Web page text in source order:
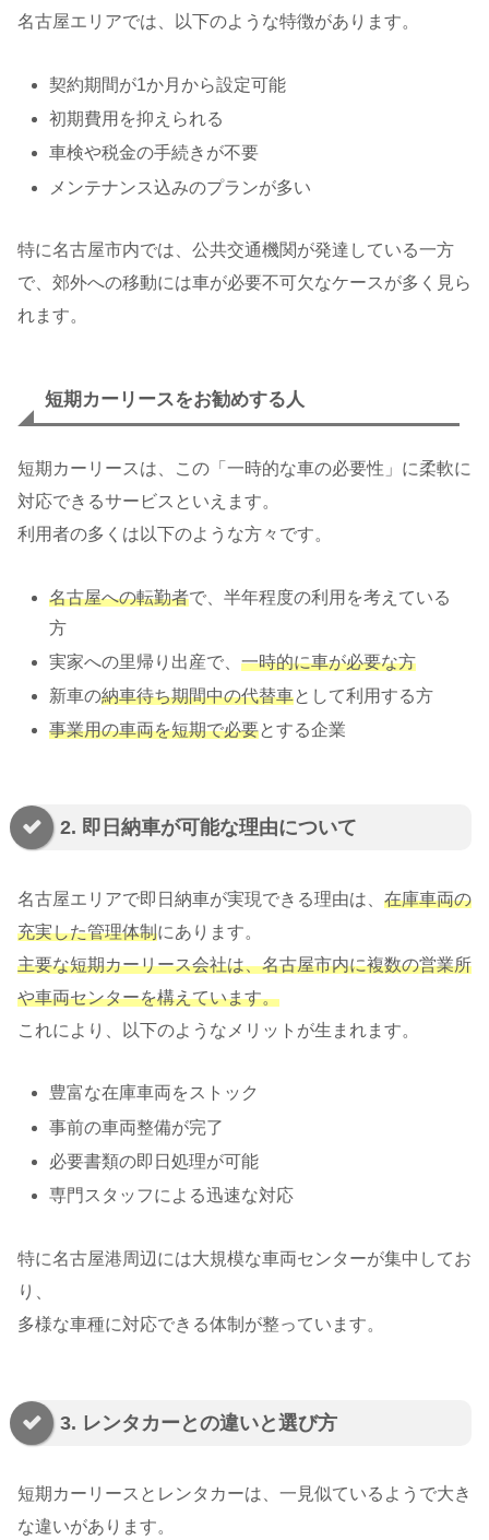
名古屋エリアでは、以下のような特徴があります。
契約期間が1か月から設定可能
初期費用を抑えられる
車検や税金の手続きが不要
メンテナンス込みのプランが多い
特に名古屋市内では、公共交通機関が発達している一方
で、郊外への移動には車が必要不可欠なケースが多く見ら
れます。
短期カーリースをお勧めする人
短期カーリースは、この「一時的な車の必要性」に柔軟に
対応できるサービスといえます。
利用者の多くは以下のような方々です。
名古屋への転勤者で、半年程度の利用を考えている
方
実家への里帰り出産で、一時的に車が必要な方
新車の納車待ち期間中の代替車として利用する方
事業用の車両を短期で必要とする企業
2. 即日納車が可能な理由について
名古屋エリアで即日納車が実現できる理由は、 在庫車両の
充実した管理体制にあります。
主要な短期カーリース会社は、名古屋市内に複数の営業所
や車両センターを構えています。
これにより、以下のようなメリットが生まれます。
豊富な在庫車両をストック
事前の車両整備が完了
必要書類の即日処理が可能
専門スタッフによる迅速な対応
特に名古屋港周辺には大規模な車両センターが集中してお
り、
多様な車種に対応できる体制が整っています。
3. レンタカーとの違いと選び方
短期カーリースとレンタカーは、一見似ているようで大き
な違いがあります。